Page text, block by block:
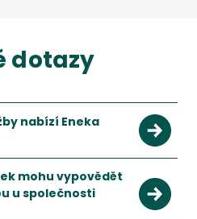
dotazy
nabízí Eneka
sjednání Bonusové karty, ta
mohu vypovědět
u společnosti